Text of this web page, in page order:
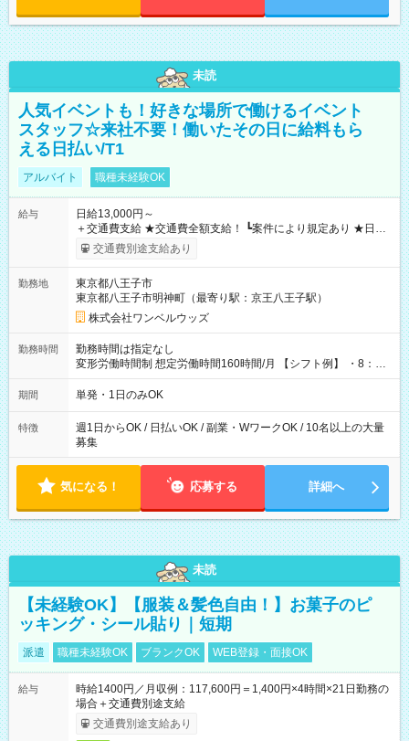
未読
人気イベントも！好きな場所で働けるイベント
スタッフ☆来社不要！働いたその日に給料もら
える日払い/T1
アルバイト 職種未経験OK
給与
日給13,000円～
＋交通費支給 ★交通費全額支給！ ┗案件により規定あり ★日払
いOK！（規定あり） ┗働いたその日に現金GET♪ お仕事後はコ
ンビニATMから 日払い分を引き落とせます！ 【試用期間】試
交通費別途支給あり
勤務地
東京都八王子市
東京都八王子市明神町（最寄り駅：京王八王子駅）
株式会社ワンベルウッズ
勤務時間
勤務時間は指定なし
変形労働時間制 想定労働時間160時間/月 【シフト例】 ・8：00
～21：00
期間 単発・1日のみOK
特徴
週1日からOK / 日払いOK / 副業・WワークOK / 10名以上の大量
募集
気になる！ 応募する 詳細へ
未読
【未経験OK】【服装＆髪色自由！】お菓子のピ
ッキング・シール貼り｜短期
派遣 職種未経験OK ブランクOK WEB登録・面接OK
給与
時給1400円／月収例：117,600円＝1,400円×4時間×21日勤務の
場合＋交通費別途支給
交通費別途支給あり